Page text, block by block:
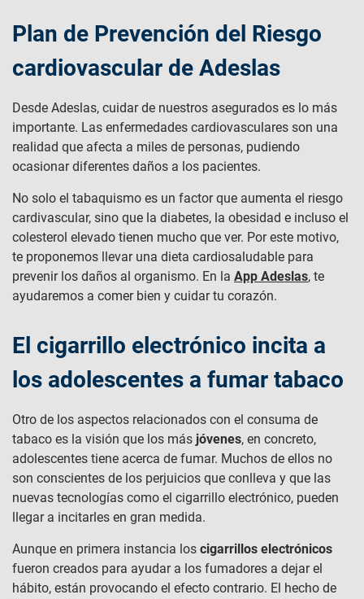
Plan de Prevención del Riesgo
cardiovascular de Adeslas
Desde Adeslas, cuidar de nuestros asegurados es lo más
importante. Las enfermedades cardiovasculares son una
realidad que afecta a miles de personas, pudiendo
ocasionar diferentes daños a los pacientes.
No solo el tabaquismo es un factor que aumenta el riesgo
cardivascular, sino que la diabetes, la obesidad e incluso el
colesterol elevado tienen mucho que ver. Por este motivo,
te proponemos llevar una dieta cardiosaludable para
prevenir los daños al organismo. En la App Adeslas, te
ayudaremos a comer bien y cuidar tu corazón.
El cigarrillo electrónico incita a
los adolescentes a fumar tabaco
Otro de los aspectos relacionados con el consuma de
tabaco es la visión que los más jóvenes, en concreto,
adolescentes tiene acerca de fumar. Muchos de ellos no
son conscientes de los perjuicios que conlleva y que las
nuevas tecnologías como el cigarrillo electrónico, pueden
llegar a incitarles en gran medida.
Aunque en primera instancia los cigarrillos electrónicos
fueron creados para ayudar a los fumadores a dejar el
hábito, están provocando el efecto contrario. El hecho de